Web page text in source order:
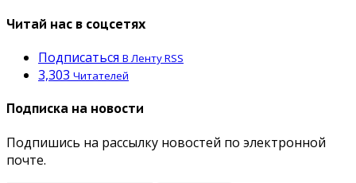
Читай нас в соцсетях
Подписаться В Ленту RSS
3,303 Читателей
Подписка на новости
Подпишись на рассылку новостей по электронной
почте.